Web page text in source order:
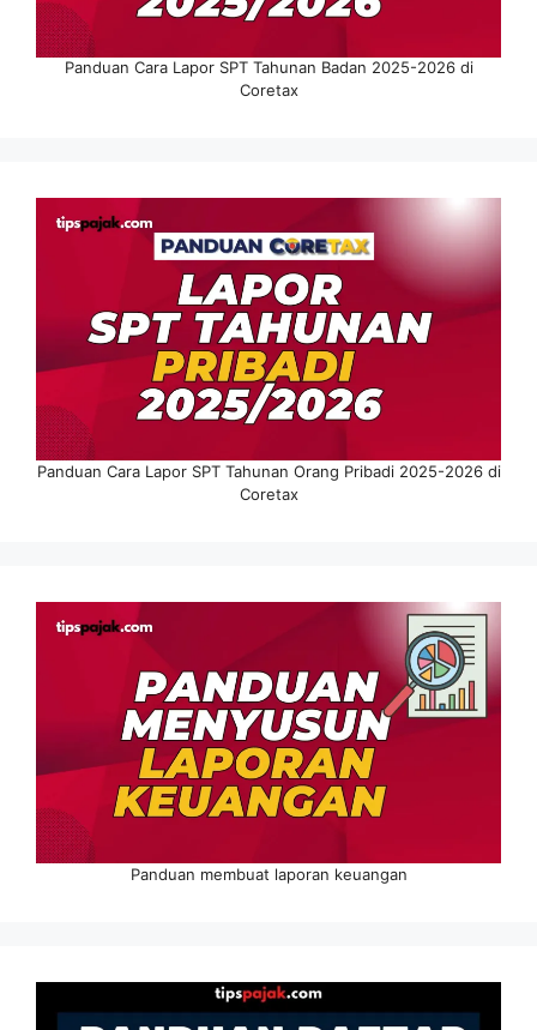
Panduan Cara Lapor SPT Tahunan Badan 2025-2026 di
Coretax
Panduan Cara Lapor SPT Tahunan Orang Pribadi 2025-2026 di
Coretax
Panduan membuat laporan keuangan